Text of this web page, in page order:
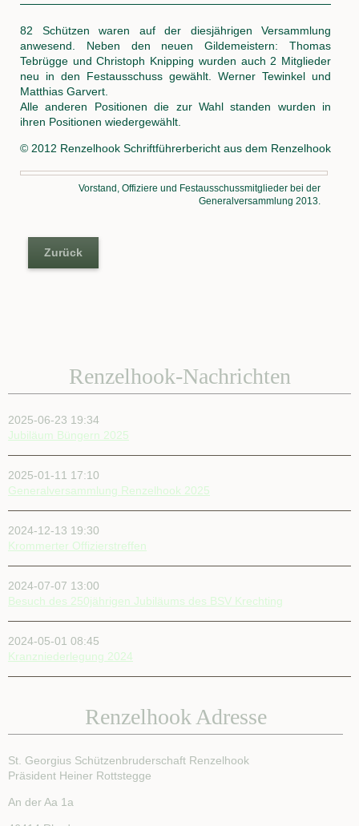
82 Schützen waren auf der diesjährigen Versammlung
anwesend. Neben den neuen Gildemeistern: Thomas
Tebrügge und Christoph Knipping wurden auch 2 Mitglieder
neu in den Festausschuss gewählt. Werner Tewinkel und
Matthias Garvert.
Alle anderen Positionen die zur Wahl standen wurden in
ihren Positionen wiedergewählt.
© 2012 Renzelhook Schriftführerbericht aus dem Renzelhook
Vorstand, Offiziere und Festausschussmitglieder bei der
Generalversammlung 2013.
Zurück
Renzelhook-Nachrichten
2025-06-23 19:34
Jubiläum Büngern 2025
2025-01-11 17:10
Generalversammlung Renzelhook 2025
2024-12-13 19:30
Krommerter Offizierstreffen
2024-07-07 13:00
Besuch des 250jährigen Jubiläums des BSV Krechting
2024-05-01 08:45
Kranzniederlegung 2024
Renzelhook Adresse
St. Georgius Schützenbruderschaft Renzelhook
Präsident Heiner Rottstegge
An der Aa 1a